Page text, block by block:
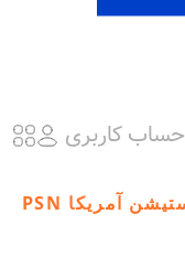
حساب کاربری